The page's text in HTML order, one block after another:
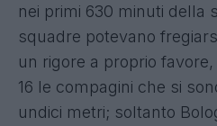
nei primi 630 minuti della
squadre potevano
un rigore a proprio favore,
16 le compagini che si
undici metri; soltanto